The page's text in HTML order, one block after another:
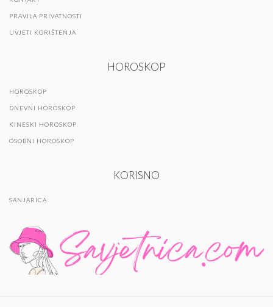
PRAVILA PRIVATNOSTI
UVJETI KORIŠTENJA
HOROSKOP
HOROSKOP
DNEVNI HOROSKOP
KINESKI HOROSKOP
OSOBNI HOROSKOP
KORISNO
SANJARICA